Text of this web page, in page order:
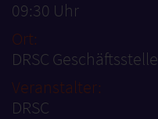
09:30 Uhr
Ort:
DRSC Geschäftsstelle
Veranstalter:
DRSC